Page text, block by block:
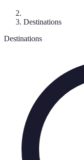
Destinations
Destinations